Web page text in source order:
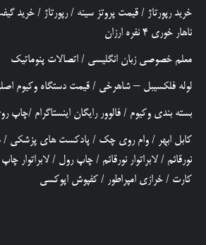
خرید رپورتاژ / قیمت پروتز سینه /رپورتاژ / خرید
ناهار خوری 4 نفره ارزان
معلم خصوصی زبان انگلیسی / اتصالات پنوماتیک
لوله فلکسیبل – شاهرخی / قیمت دستگاه وکیوم
بسته بندی وکیوم / فالوور رایگان اینستاگرام /چاپ
کابل ابهر / وام روی چک / پادکست های پزشکی /
نورقائم / لابراتوار نورقائم / چاپ رول / لابراتوار
کارت / خرازی امپراطور / کفپوش اپوکسی